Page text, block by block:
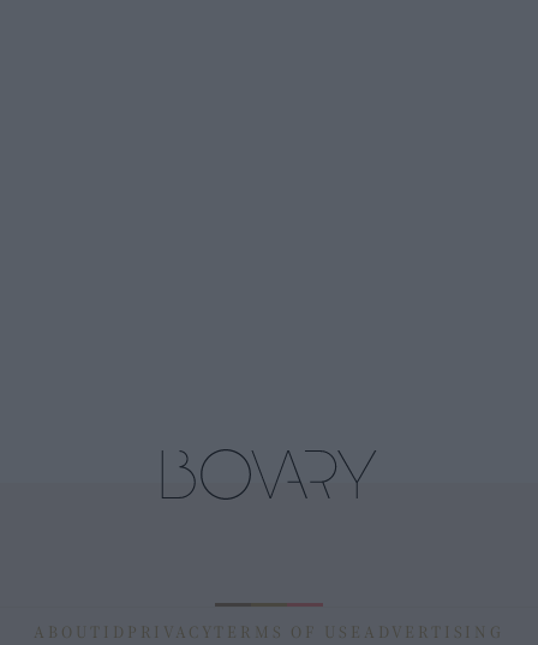
ABOUT ID PRIVACY TERMS OF USE ADVERTISING